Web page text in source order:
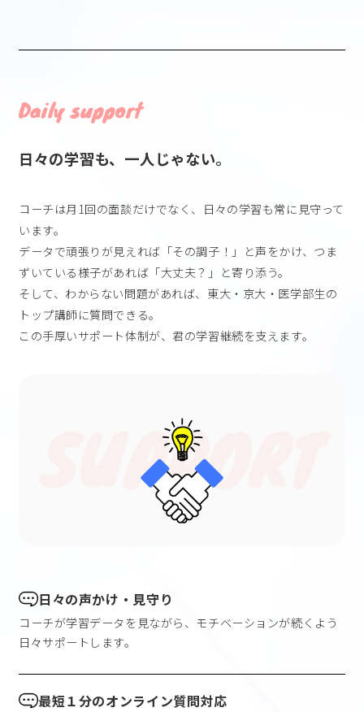
Daily support
日々の学習も、一人じゃない。
コーチは月1回の面談だけでなく、日々の学習も常に見守って
います。
データで頑張りが見えれば「その調子！」と声をかけ、つま
ずいている様子があれば「大丈夫？」と寄り添う。
そして、わからない問題があれば、東大・京大・医学部生の
トップ講師に質問できる。
この手厚いサポート体制が、君の学習継続を支えます。
日々の声かけ・見守り
コーチが学習データを見ながら、モチベーションが続くよう
日々サポートします。
最短１分のオンライン質問対応